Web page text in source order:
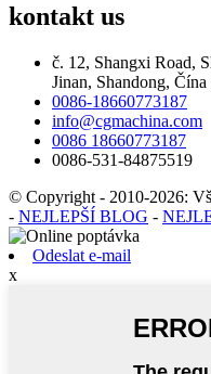
kontakt us
č. 12, Shangxi Road,
Jinan, Shandong,
0086-18660773187
info@cgmachina.com
0086 18660773187
0086-531-84875519
© Copyright - 2010-2026:
- NEJLEPŠÍ BLOG -
Odeslat e-mail
x